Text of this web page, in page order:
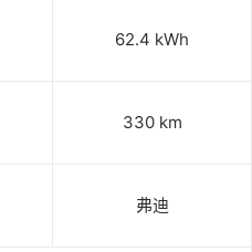
62.4 kWh
330 km
弗迪